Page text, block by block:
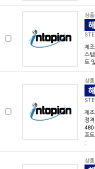
상
제
스
트
상
제
정
480
프
:
상